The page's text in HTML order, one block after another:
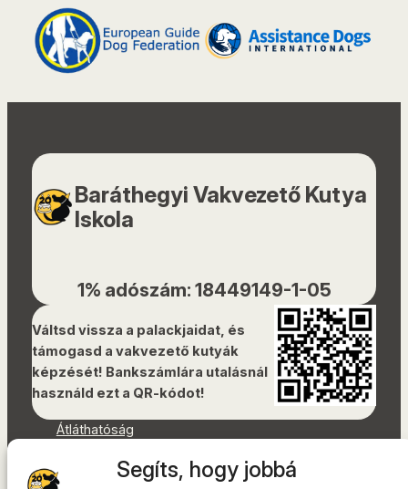
Segíts, hogy jobbá
Baráthegyi Vakvezető Kutya
Iskola
1% adószám: 18449149-1-05
Váltsd vissza a palackjaidat, és
támogasd a vakvezető kutyák
képzését! Bankszámlára utalásnál
használd ezt a QR-kódot!
Átláthatóság
Akadálymentességi nyilatkozat